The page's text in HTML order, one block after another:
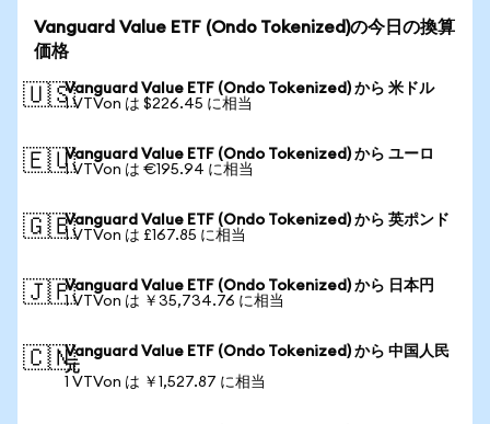
Vanguard Value ETF (Ondo Tokenized)の今日の換算
価格
🇺🇸Vanguard Value ETF (Ondo Tokenized) から 米ドル
1 VTVon は $226.45 に相当
🇪🇺Vanguard Value ETF (Ondo Tokenized) から ユーロ
1 VTVon は €195.94 に相当
🇬🇧Vanguard Value ETF (Ondo Tokenized) から 英ポンド
1 VTVon は £167.85 に相当
🇯🇵Vanguard Value ETF (Ondo Tokenized) から 日本円
1 VTVon は ￥35,734.76 に相当
🇨🇳Vanguard Value ETF (Ondo Tokenized) から 中国人民
元
1 VTVon は ￥1,527.87 に相当